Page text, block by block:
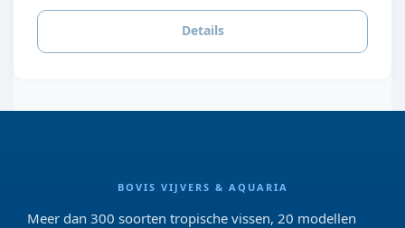
Details
BOVIS VIJVERS & AQUARIA
Meer dan 300 soorten tropische vissen, 20 modellen